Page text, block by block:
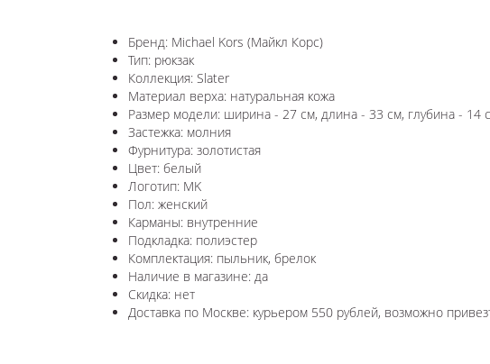
Бренд: Michael Kors (Майкл Корс)
Тип: рюкзак
Коллекция: Slater
Материал верха: натуральная кожа
Размер модели: ширина - 27 см, длина - 33 см, глубина - 14
Застежка: молния
Фурнитура: золотистая
Цвет: белый
Логотип: MK
Пол: женский
Карманы: внутренние
Подкладка: полиэстер
Комплектация: пыльник, брелок
Наличие в магазине: да
Скидка: нет
Доставка по Москве: курьером 550 рублей, возможно